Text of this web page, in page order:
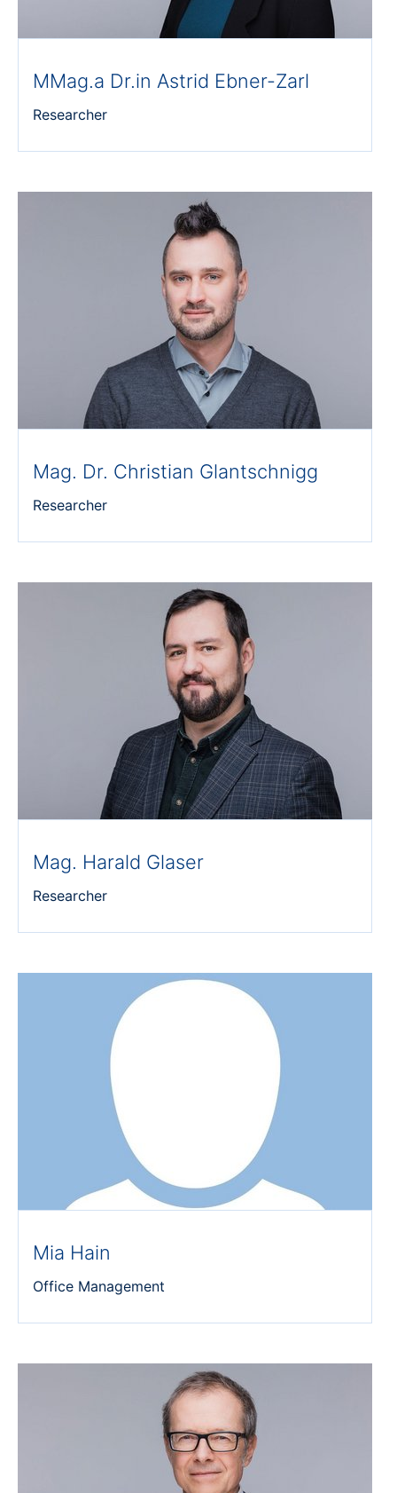
MMag.a Dr.in Astrid Ebner-Zarl
Researcher
Mag. Dr. Christian Glantschnigg
Researcher
Mag. Harald Glaser
Researcher
Mia Hain
Office Management